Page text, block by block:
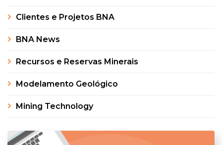
Clientes e Projetos BNA
BNA News
Recursos e Reservas Minerais
Modelamento Geológico
Mining Technology